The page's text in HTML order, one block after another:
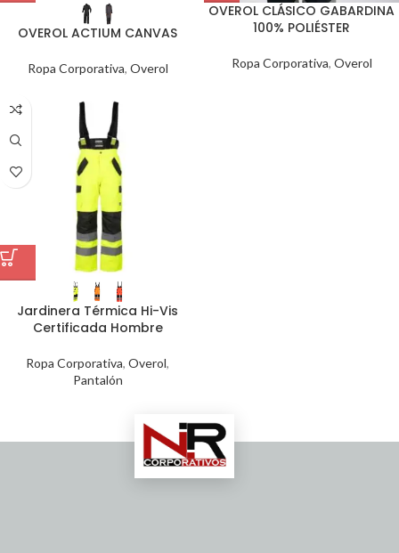
OVEROL ACTIUM CANVAS
Ropa Corporativa, Overol
OVEROL CLÁSICO GABARDINA
100% POLIÉSTER
Ropa Corporativa, Overol
Jardinera Térmica Hi-Vis
Certificada Hombre
Ropa Corporativa, Overol,
Pantalón